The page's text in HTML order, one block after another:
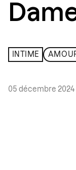
INTIME
05 décembre 2024